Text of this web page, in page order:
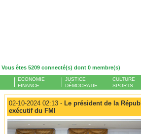
Vous êtes 5209 connecté(s) dont 0 membre(s)
ECONOMIE
FINANCE
JUSTICE
DÉMOCRATIE
CULTURE
SPORTS
02-10-2024 02:13 - Le président de la
exécutif du FMI